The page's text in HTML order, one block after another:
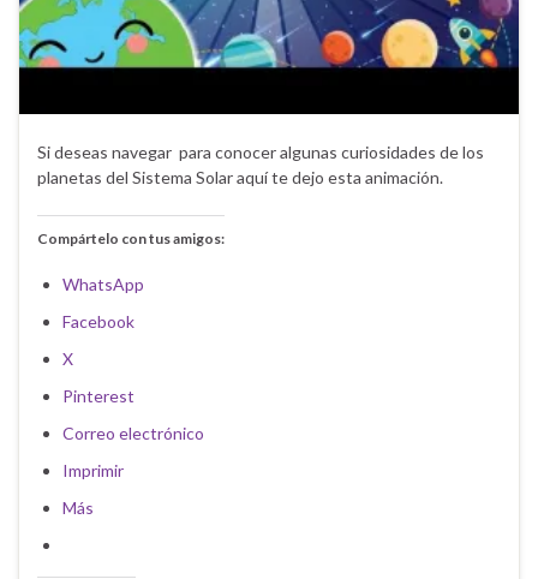
Si deseas navegar para conocer algunas curiosidades de los
planetas del Sistema Solar aquí te dejo esta animación.
Compártelo con tus amigos:
WhatsApp
Facebook
X
Pinterest
Correo electrónico
Imprimir
Más